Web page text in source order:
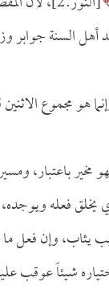
السنة جوابر
هو مجموع
باعتبار،
فعله ويوجده،
طيب يثاب، وإن
شيئاً عوقب